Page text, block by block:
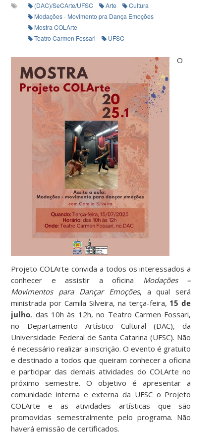
(DAC)/SeCArte/UFSC Arte
Cultura
Modações - Movimento pra Dança Emoções
Mostra COLArte
Teatro Carmen Fossari
UFSC
O
Projeto COLArte convida a todos os interessados a
conhecer e assistir a oficina Modações –
Movimentos para Dançar Emoções, a qual será
ministrada por Camila Silveira, na terça-feira, 15 de
julho, das 10h às 12h, no Teatro Carmen Fossari,
no Departamento Artístico Cultural (DAC), da
Universidade Federal de Santa Catarina (UFSC). Não
é necessário realizar a inscrição. O evento é gratuito
e destinado a todos que queiram conhecer a oficina
e participar das demais atividades do COLArte no
próximo semestre. O objetivo é apresentar a
comunidade interna e externa da UFSC o Projeto
COLArte e as atividades artísticas que são
promovidas semestralmente pelo programa. Não
haverá emissão de certificados.